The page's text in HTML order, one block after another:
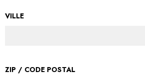
VILLE
ZIP / CODE POSTAL